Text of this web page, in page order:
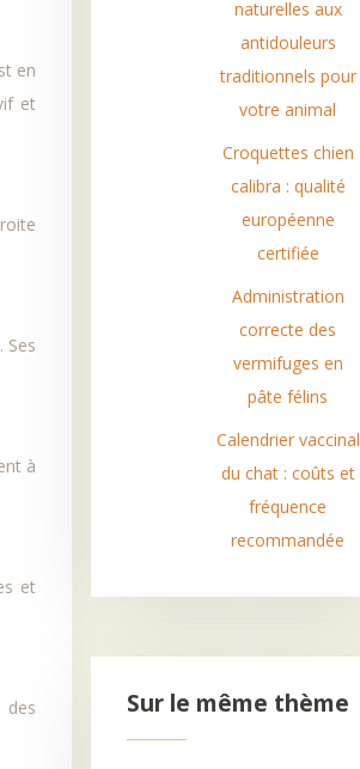
en
et
Ses
à
et
des
naturelles aux
antidouleurs
traditionnels pour
votre animal
Croquettes chien
calibra : qualité
européenne
certifiée
Administration
correcte des
vermifuges en
pâte félins
Calendrier vaccinal
du chat : coûts et
fréquence
recommandée
Sur le même thème